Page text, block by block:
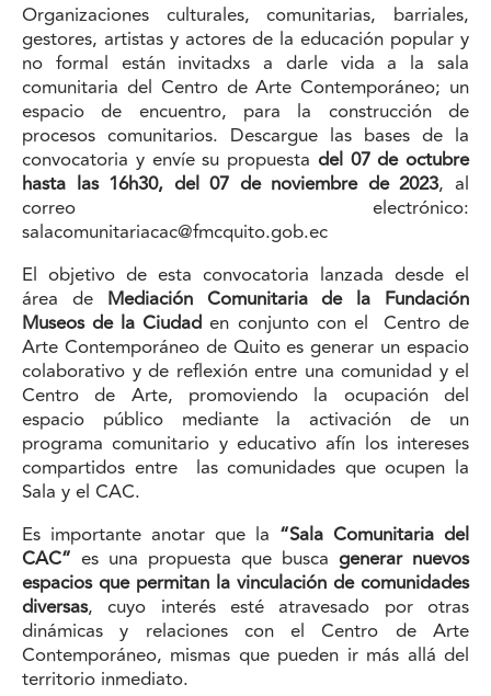
Organizaciones culturales, comunitarias, barriales,
gestores, artistas y actores de la educación popular y
no formal están invitadxs a darle vida a la sala
comunitaria del Centro de Arte Contemporáneo; un
espacio de encuentro, para la construcción de
procesos comunitarios. Descargue las bases de la
convocatoria y envíe su propuesta del 07 de octubre
hasta las 16h30, del 07 de noviembre de 2023, al
correo electrónico:
salacomunitariacac@fmcquito.gob.ec
El objetivo de esta convocatoria lanzada desde el
área de Mediación Comunitaria de la Fundación
Museos de la Ciudaden conjunto con el Centro de
Arte Contemporáneo de Quitoes generar un espacio
colaborativo y de reflexión entre una comunidad y el
Centro de Arte, promoviendo la ocupación del
espacio público mediante la activación de un
programa comunitario y educativo afín los intereses
compartidos entre las comunidades que ocupen la
Sala y el CAC.
Es importante anotar que la “Sala Comunitaria del
CAC” es una propuesta que busca generar nuevos
espacios que permitan la vinculación de comunidades
diversas, cuyo interés esté atravesado por otras
dinámicas y relaciones con el Centro de Arte
Contemporáneo, mismas que pueden ir más allá del
territorio inmediato.